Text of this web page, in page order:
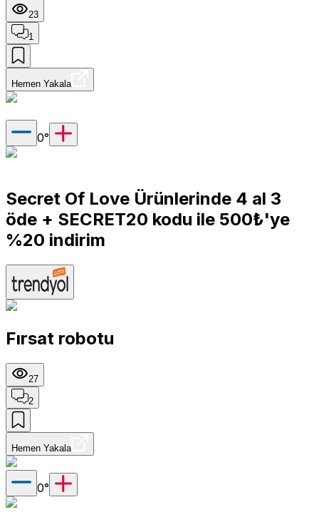
23
1
Hemen Yakala
0°
Secret Of Love Ürünlerinde 4 al 3
öde + SECRET20 kodu ile 500₺'ye
%20 indirim
Fırsat robotu
27
2
Hemen Yakala
0°